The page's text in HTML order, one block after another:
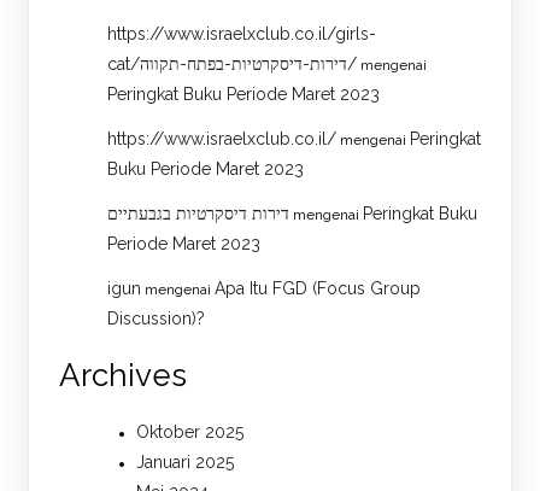
https://www.israelxclub.co.il/girls-
cat/דירות-דיסקרטיות-בפתח-תקווה/ mengenai
Peringkat Buku Periode Maret 2023
https://www.israelxclub.co.il/ mengenai Peringkat
Buku Periode Maret 2023
דירות דיסקרטיות בגבעתיים mengenai Peringkat Buku
Periode Maret 2023
igun mengenai Apa Itu FGD (Focus Group
Discussion)?
Archives
Oktober 2025
Januari 2025